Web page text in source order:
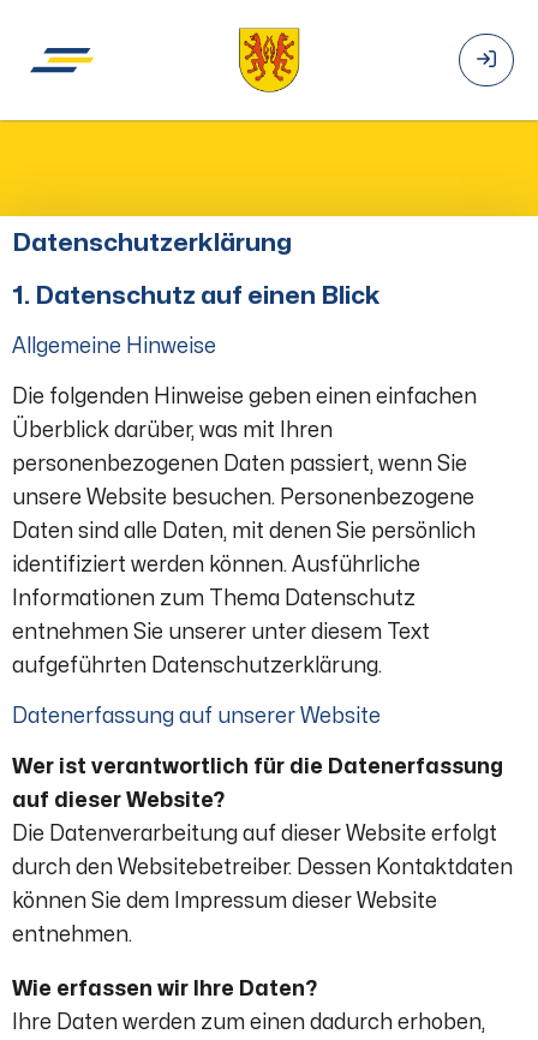
Datenschutzerklärung
1. Datenschutz auf einen Blick
Allgemeine Hinweise
Die folgenden Hinweise geben einen einfachen
Überblick darüber, was mit Ihren
personenbezogenen Daten passiert, wenn Sie
unsere Website besuchen. Personenbezogene
Daten sind alle Daten, mit denen Sie persönlich
identifiziert werden können. Ausführliche
Informationen zum Thema Datenschutz
entnehmen Sie unserer unter diesem Text
aufgeführten Datenschutzerklärung.
Datenerfassung auf unserer Website
Wer ist verantwortlich für die Datenerfassung
auf dieser Website?
Die Datenverarbeitung auf dieser Website erfolgt
durch den Websitebetreiber. Dessen Kontaktdaten
können Sie dem Impressum dieser Website
entnehmen.
Wie erfassen wir Ihre Daten?
Ihre Daten werden zum einen dadurch erhoben,